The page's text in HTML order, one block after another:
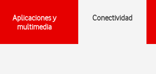
Aplicaciones y
multimedia
Conectividad